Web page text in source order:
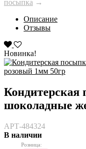
посыпка →
Описание
Отзывы
Новинка!
шоколадные
АРТ-484324
В наличии
Розница: